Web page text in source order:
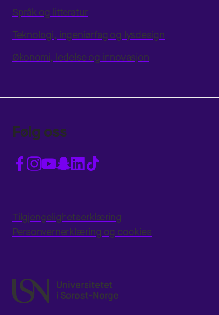
Språk og litteratur
Teknologi, ingeniørfag og lysdesign
Økonomi, ledelse og innovasjon
Følg oss
Tilgjengelighetserklæring
Personvernerklæring og cookies